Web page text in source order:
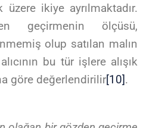
üzere ikiye ayrılmaktadır.
geçirmenin ölçüsü,
olup satılan malın
bu tür işlere alışık
göre değerlendirilir[10].